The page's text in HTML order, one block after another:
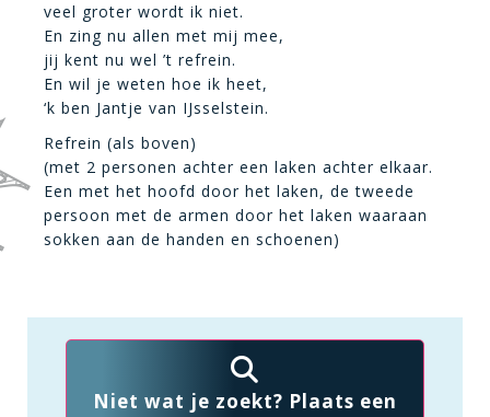
veel groter wordt ik niet.
En zing nu allen met mij mee,
jij kent nu wel ’t refrein.
En wil je weten hoe ik heet,
‘k ben Jantje van IJsselstein.
Refrein (als boven)
(met 2 personen achter een laken achter elkaar.
Een met het hoofd door het laken, de tweede
persoon met de armen door het laken waaraan
sokken aan de handen en schoenen)
Niet wat je zoekt? Plaats een